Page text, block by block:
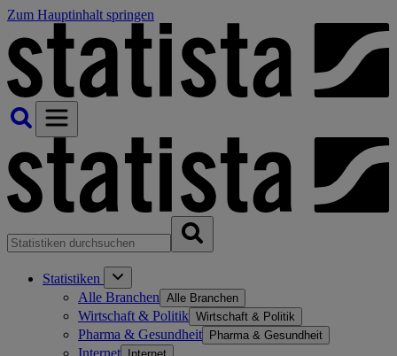
Zum Hauptinhalt springen
Statistiken
Alle Branchen Alle Branchen
Wirtschaft & Politik Wirtschaft & Politik
Pharma & Gesundheit Pharma & Gesundheit
Internet